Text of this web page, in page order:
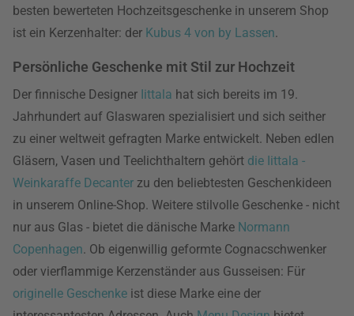
besten bewerteten Hochzeitsgeschenke in unserem Shop
ist ein Kerzenhalter: der Kubus 4 von by Lassen.
Persönliche Geschenke mit Stil zur Hochzeit
Der finnische Designer Iittala hat sich bereits im 19.
Jahrhundert auf Glaswaren spezialisiert und sich seither
zu einer weltweit gefragten Marke entwickelt. Neben edlen
Gläsern, Vasen und Teelichthaltern gehört die Iittala -
Weinkaraffe Decanter zu den beliebtesten Geschenkideen
in unserem Online-Shop. Weitere stilvolle Geschenke - nicht
nur aus Glas - bietet die dänische Marke Normann
Copenhagen. Ob eigenwillig geformte Cognacschwenker
oder vierflammige Kerzenständer aus Gusseisen: Für
originelle Geschenke ist diese Marke eine der